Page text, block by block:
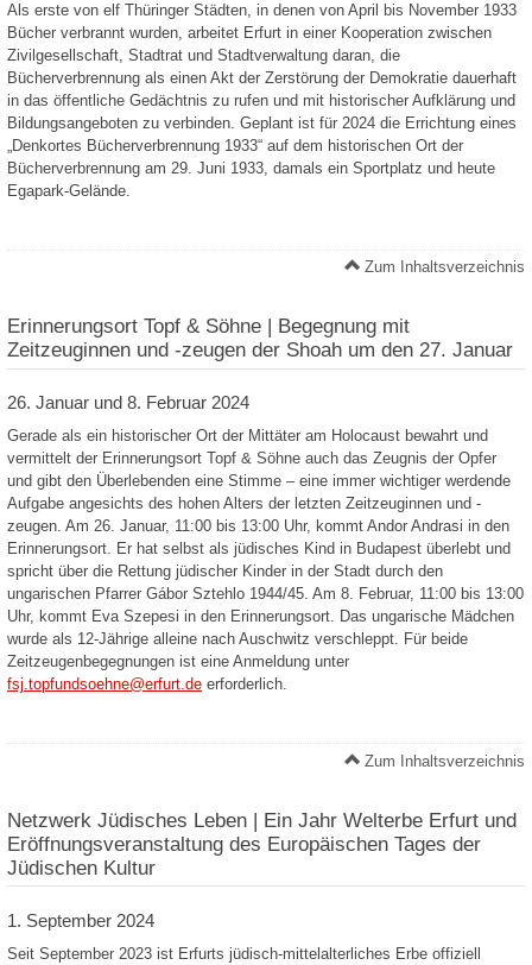
Als erste von elf Thüringer Städten, in denen von April bis November 1933
Bücher verbrannt wurden, arbeitet Erfurt in einer Kooperation zwischen
Zivilgesellschaft, Stadtrat und Stadtverwaltung daran, die
Bücherverbrennung als einen Akt der Zerstörung der Demokratie dauerhaft
in das öffentliche Gedächtnis zu rufen und mit historischer Aufklärung und
Bildungsangeboten zu verbinden. Geplant ist für 2024 die Errichtung eines
„Denkortes Bücherverbrennung 1933“ auf dem historischen Ort der
Bücherverbrennung am 29. Juni 1933, damals ein Sportplatz und heute
Egapark-Gelände.
Zum Inhaltsverzeichnis
Erinnerungsort Topf & Söhne | Begegnung mit
Zeitzeuginnen und -zeugen der Shoah um den 27. Januar
26. Januar und 8. Februar 2024
Gerade als ein historischer Ort der Mittäter am Holocaust bewahrt und
vermittelt der Erinnerungsort Topf & Söhne auch das Zeugnis der Opfer
und gibt den Überlebenden eine Stimme – eine immer wichtiger werdende
Aufgabe angesichts des hohen Alters der letzten Zeitzeuginnen und -
zeugen. Am 26. Januar, 11:00 bis 13:00 Uhr, kommt Andor Andrasi in den
Erinnerungsort. Er hat selbst als jüdisches Kind in Budapest überlebt und
spricht über die Rettung jüdischer Kinder in der Stadt durch den
ungarischen Pfarrer Gábor Sztehlo 1944/45. Am 8. Februar, 11:00 bis 13:00
Uhr, kommt Eva Szepesi in den Erinnerungsort. Das ungarische Mädchen
wurde als 12-Jährige alleine nach Auschwitz verschleppt. Für beide
Zeitzeugenbegegnungen ist eine Anmeldung unter
fsj.topfundsoehne@erfurt.de erforderlich.
Zum Inhaltsverzeichnis
Netzwerk Jüdisches Leben | Ein Jahr Welterbe Erfurt und
Eröffnungsveranstaltung des Europäischen Tages der
Jüdischen Kultur
1. September 2024
Seit September 2023 ist Erfurts jüdisch-mittelalterliches Erbe offiziell